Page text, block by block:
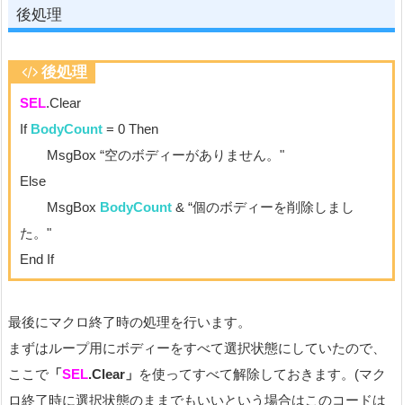
後処理
後処理
SEL.Clear
If BodyCount = 0 Then
MsgBox “空のボディーがありません。"
Else
MsgBox BodyCount & “個のボディーを削除しまし
た。"
End If
最後にマクロ終了時の処理を行います。
まずはループ用にボディーをすべて選択状態にしていたので、
ここで 「SEL.Clear」 を使ってすべて解除しておきます。(マク
ロ終了時に選択状態のままでもいいという場合はこのコードは